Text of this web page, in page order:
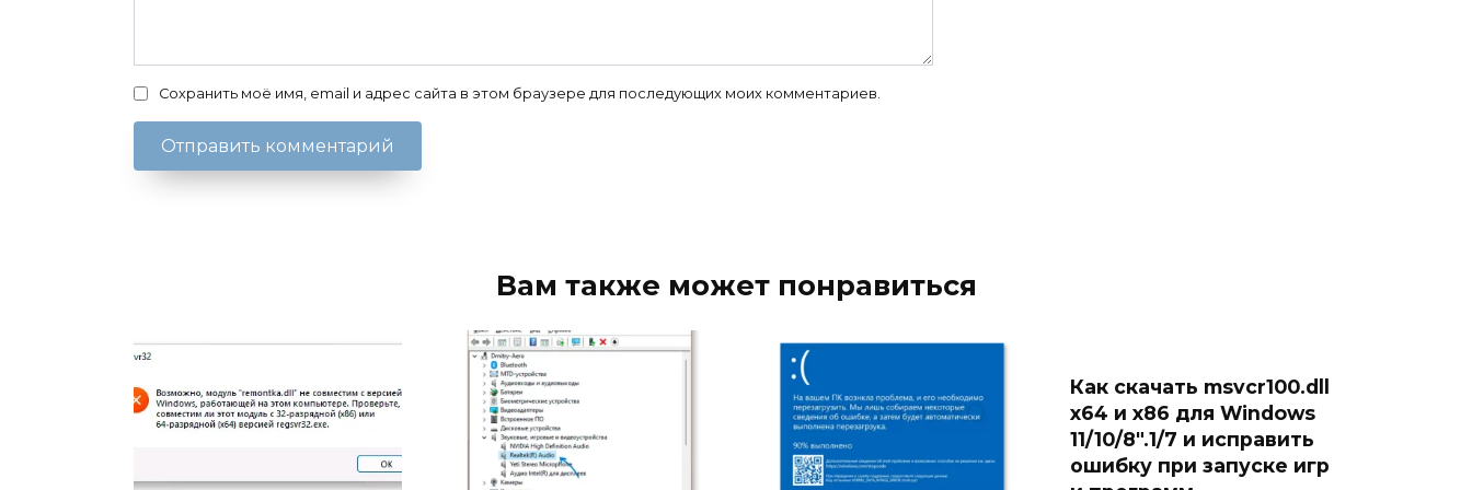
Сохранить моё имя, email и адрес сайта в этом браузере для последующих моих комментариев.
Вам также может понравиться
Как скачать msvcr100.dll
x64 и x86 для Windows
11/10/8″.1/7 и исправить
ошибку при запуске игр